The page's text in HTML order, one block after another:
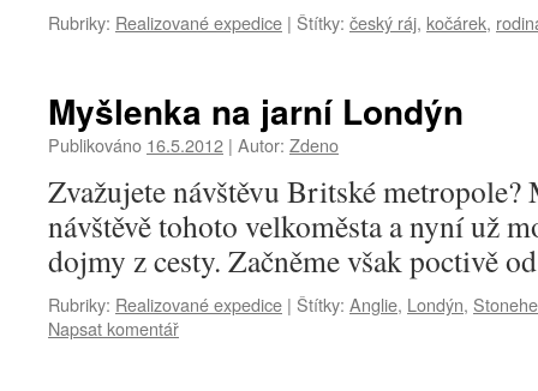
Rubriky: Realizované expedice | Štítky: český ráj, kočárek,
Myšlenka na jarní Londýn
Publikováno 16.5.2012 | Autor: Zdeno
Zvažujete návštěvu Britské
návštěvě tohoto velkoměsta a nyní už
dojmy z cesty. Začněme však poctivě
Rubriky: Realizované expedice | Štítky: Anglie, Londýn,
Napsat komentář